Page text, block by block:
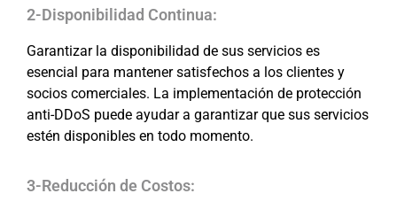
2-Disponibilidad Continua:
Garantizar la disponibilidad de sus servicios es
esencial para mantener satisfechos a los clientes y
socios comerciales. La implementación de protección
anti-DDoS puede ayudar a garantizar que sus servicios
estén disponibles en todo momento.
3-Reducción de Costos: